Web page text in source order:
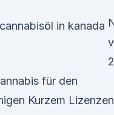
für den
Kurzem Lizenzen